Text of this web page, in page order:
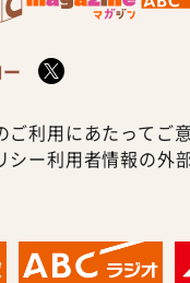
ご利用にあたって ご
シー利用者情報の外